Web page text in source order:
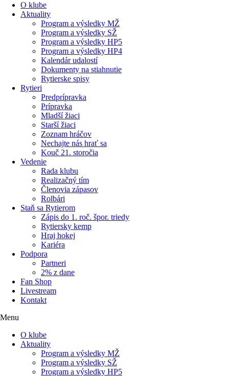
O klube
Aktuality
Program a výsledky MŽ
Program a výsledky SŽ
Program a výsledky HP5
Program a výsledky HP4
Kalendár udalostí
Dokumenty na stiahnutie
Rytierske spisy
Rytieri
Predprípravka
Prípravka
Mladší žiaci
Starší žiaci
Zoznam hráčov
Nechajte nás hrať sa
Kouč 21. storočia
Vedenie
Rada klubu
Realizačný tím
Členovia zápasov
Rolbári
Staň sa Rytierom
Zápis do 1. roč. špor. triedy
Rytiersky kemp
Hraj hokej
Kariéra
Podpora
Partneri
2% z dane
Fan Shop
Livestream
Kontakt
Menu
O klube
Aktuality
Program a výsledky MŽ
Program a výsledky SŽ
Program a výsledky HP5